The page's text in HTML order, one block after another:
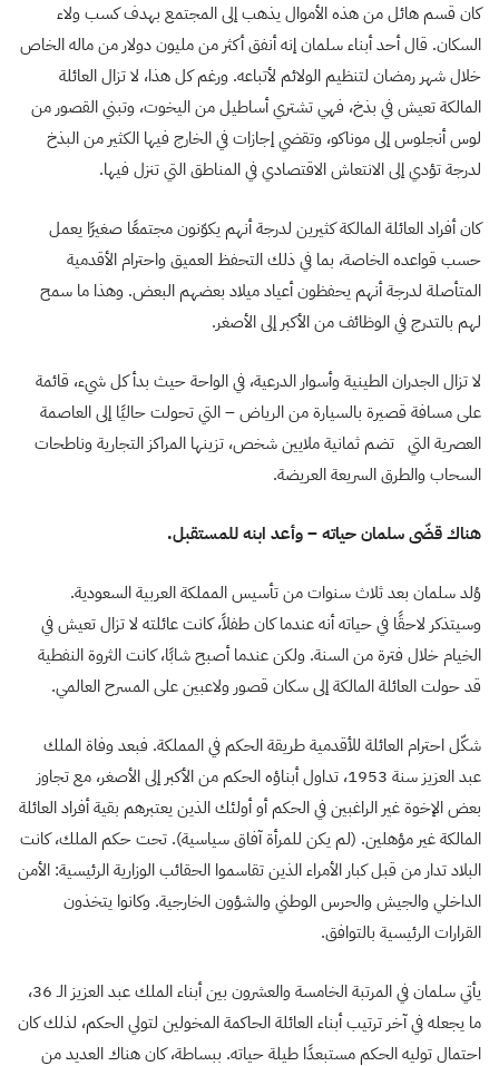
كان قسم هائل من هذه الأموال يذهب إلى المجتمع بهدف كسب ولاء
السكان. قال أحد أبناء سلمان إنه أنفق أكثر من مليون دولار من ماله الخاص
خلال شهر رمضان لتنظيم الولائم لأتباعه. ورغم كل هذا، لا تزال العائلة
المالكة تعيش في بذخ، فهي تشتري أساطيل من اليخوت، وتبني القصور من
لوس أنجلوس إلى موناكو، وتقضي إجازات في الخارج فيها الكثير من البذخ
لدرجة تؤدي إلى الانتعاش الاقتصادي في المناطق التي تنزل فيها.
كان أفراد العائلة المالكة كثيرين لدرجة أنهم يكوّنون مجتمعًا صغيرًا يعمل
حسب قواعده الخاصة، بما في ذلك التحفظ العميق واحترام الأقدمية
المتأصلة لدرجة أنهم يحفظون أعياد ميلاد بعضهم البعض. وهذا ما سمح
لهم بالتدرج في الوظائف من الأكبر إلى الأصغر.
لا تزال الجدران الطينية وأسوار الدرعية، في الواحة حيث بدأ كل شيء، قائمة
على مسافة قصيرة بالسيارة من الرياض – التي تحولت حاليًا إلى العاصمة
العصرية التي تضم ثمانية ملايين شخص، تزينها المراكز التجارية وناطحات
السحاب والطرق السريعة العريضة.
هناك قضّى سلمان حياته – وأعد ابنه للمستقبل.
وُلد سلمان بعد ثلاث سنوات من تأسيس المملكة العربية السعودية.
وسيتذكر لاحقًا في حياته أنه عندما كان طفلاً، كانت عائلته لا تزال تعيش في
الخيام خلال فترة من السنة. ولكن عندما أصبح شابًا، كانت الثروة النفطية
قد حولت العائلة المالكة إلى سكان قصور ولاعبين على المسرح العالمي.
شكّل احترام العائلة للأقدمية طريقة الحكم في المملكة. فبعد وفاة الملك
عبد العزيز سنة 1953، تداول أبناؤه الحكم من الأكبر إلى الأصغر، مع تجاوز
بعض الإخوة غير الراغبين في الحكم أو أولئك الذين يعتبرهم بقية أفراد العائلة
المالكة غير مؤهلين. (لم يكن للمرأة آفاق سياسية). تحت حكم الملك، كانت
البلاد تدار من قبل كبار الأمراء الذين تقاسموا الحقائب الوزارية الرئيسية: الأمن
الداخلي والجيش والحرس الوطني والشؤون الخارجية. وكانوا يتخذون
القرارات الرئيسية بالتوافق.
يأتي سلمان في المرتبة الخامسة والعشرون بين أبناء الملك عبد العزيز الـ 36،
ما يجعله في آخر ترتيب أبناء العائلة الحاكمة المخولين لتولي الحكم، لذلك كان
احتمال توليه الحكم مستبعدًا طيلة حياته. ببساطة، كان هناك العديد من